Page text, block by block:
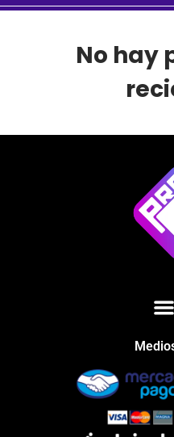
No hay